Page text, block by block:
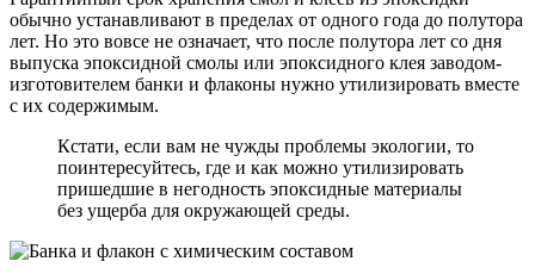
обычно устанавливают в пределах от одного года до полутора
лет. Но это вовсе не означает, что после полутора лет со дня
выпуска эпоксидной смолы или эпоксидного клея заводом-
изготовителем банки и флаконы нужно утилизировать вместе
с их содержимым.
Кстати, если вам не чужды проблемы экологии, то
поинтересуйтесь, где и как можно утилизировать
пришедшие в негодность эпоксидные материалы
без ущерба для окружающей среды.